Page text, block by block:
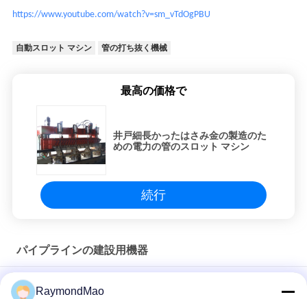
https://www.youtube.com/watch?v=sm_vTdOgPBU
自動スロット マシン 管の打ち抜く機械
最高の価格で
井戸細長かったはさみ金の製造のた
めの電力の管のスロット マシン
続行
パイプラインの建設用機器
GMAW / FCAW-GS / GTAW 電力源付きのオールポジション自動
溶接頭RaymondMao